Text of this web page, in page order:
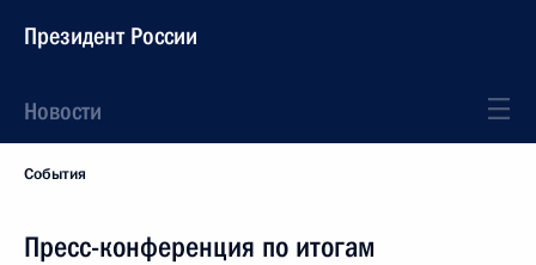
Президент России
Новости
События
Пресс-конференция по итогам